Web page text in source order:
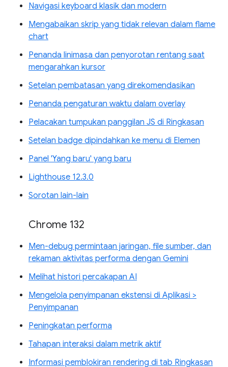
Navigasi keyboard klasik dan modern
Mengabaikan skrip yang tidak relevan dalam flame
chart
Penanda linimasa dan penyorotan rentang saat
mengarahkan kursor
Setelan pembatasan yang direkomendasikan
Penanda pengaturan waktu dalam overlay
Pelacakan tumpukan panggilan JS di Ringkasan
Setelan badge dipindahkan ke menu di Elemen
Panel 'Yang baru' yang baru
Lighthouse 12.3.0
Sorotan lain-lain
Chrome 132
Men-debug permintaan jaringan, file sumber, dan
rekaman aktivitas performa dengan Gemini
Melihat histori percakapan AI
Mengelola penyimpanan ekstensi di Aplikasi >
Penyimpanan
Peningkatan performa
Tahapan interaksi dalam metrik aktif
Informasi pemblokiran rendering di tab Ringkasan